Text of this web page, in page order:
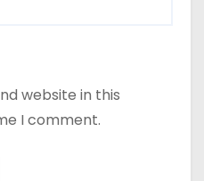
website in this
I comment.